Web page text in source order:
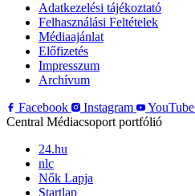
Adatkezelési tájékoztató
Felhasználási Feltételek
Médiaajánlat
Előfizetés
Impresszum
Archívum
Facebook
Instagram YouTube
Central Médiacsoport portfólió
24.hu
nlc
Nők Lapja
Startlap